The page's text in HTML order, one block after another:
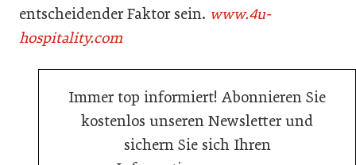
entscheidender Faktor sein. www.4u-
hospitality.com
Immer top informiert! Abonnieren Sie
kostenlos unseren Newsletter und
sichern Sie sich Ihren